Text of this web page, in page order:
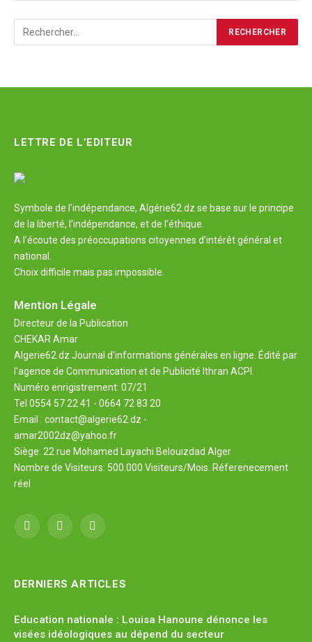
LETTRE DE L’EDITEUR
Symbole de l'indépendance, Algérie62.dz se base sur le principe
de la liberté, l’indépendance, et de l’éthique.
A l’écoute des préoccupations citoyennes d’intérêt général et
national.
Choix difficile mais pas impossible.
Mention Légale
Directeur de la Publication
CHEKAR Amar
Algerie62.dz Journal d'informations générales en ligne. Édité par
l'agence de Communication et de Publicité Ithran ACPI.
Numéro enrigistrement: 07/21
Tel 0554 57 22 41 - 0664 72 83 20
Email : contact@algerie62.dz -
amar2002dz@yahoo.fr
Siège: 22 rue Mohamed Layachi Belouizdad Alger
Nombre de Visiteurs: 500.000 Visiteurs/Mois. Réferenecement
réel
Facebook
X
YouTube
DERNIERS ARTICLES
Education nationale : Louisa Hanoune dénonce les
visées idéologiques au dépend du secteur